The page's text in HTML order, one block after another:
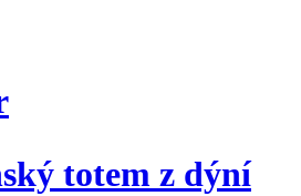
totem z dýní